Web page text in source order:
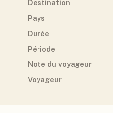
Destination
Pays
Durée
Période
Note du voyageur
Voyageur